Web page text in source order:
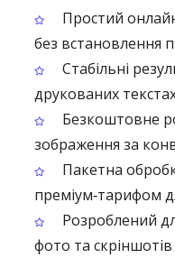
Простий
без встановлення
Стабільні
друкованих
Безкоштовне
зображення за
Пакетна
преміум‑тарифом
Розроблений
фото та